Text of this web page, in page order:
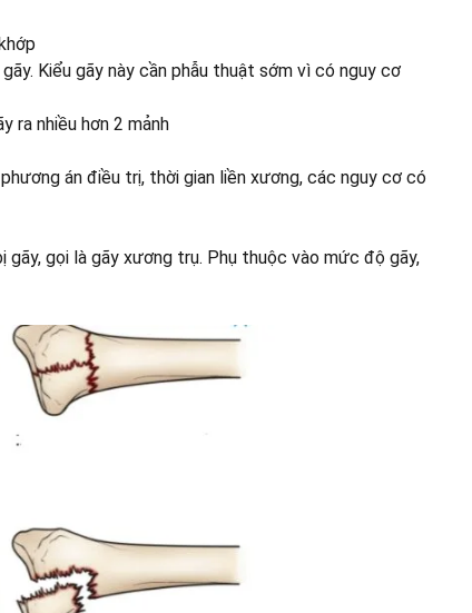
Kiểu gãy này cần phẫu thuật sớm vì có nguy cơ
ra nhiều hơn 2 mảnh
án điều trị, thời gian liền xương, các nguy cơ có
gọi là gãy xương trụ. Phụ thuộc vào mức độ gãy,